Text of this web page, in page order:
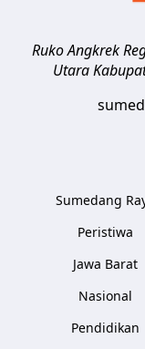
Ruko Angkrek
Utara
Sumedang
Peristiwa
Jawa Barat
Nasional
Pendidikan